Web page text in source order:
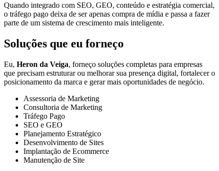
Quando integrado com SEO, GEO, conteúdo e estratégia comercial,
o tráfego pago deixa de ser apenas compra de mídia e passa a fazer
parte de um sistema de crescimento mais inteligente.
Soluções que eu forneço
Eu, Heron da Veiga, forneço soluções completas para empresas
que precisam estruturar ou melhorar sua presença digital, fortalecer o
posicionamento da marca e gerar mais oportunidades de negócio.
Assessoria de Marketing
Consultoria de Marketing
Tráfego Pago
SEO e GEO
Planejamento Estratégico
Desenvolvimento de Sites
Implantação de Ecommerce
Manutenção de Site